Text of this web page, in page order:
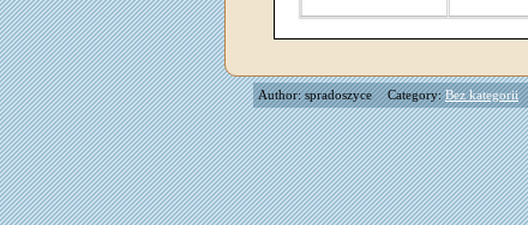
Author: spradoszyce Category:Bez kategorii